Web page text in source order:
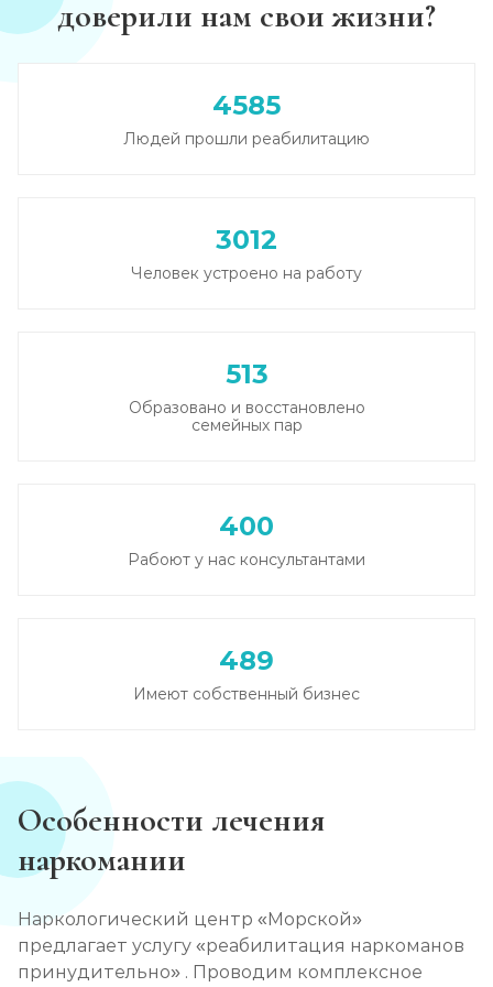
Каннабиоидная детоксикация
Лечение наркомании (стационар, в сутки)
Лечение зависимости от солей
от 6 000 ₽/сутки Записаться
Лечение зависимости от героина
Лечение зависимости от амфетамина
от 6 000 ₽/сутки Записаться
Лечение зависимости от феназепама
от 6 000 ₽/сутки
Лечение подростковой наркомании
от 6 000 ₽/сутки Записаться
доверили нам свои жизни?
4585
Людей прошли реабилитацию
3012
Человек устроено на работу
513
Образовано и восстановлено
семейных пар
400
Рабоют у нас консультантами
489
Имеют собственный бизнес
Особенности лечения
наркомании
Наркологический центр «Морской»
предлагает услугу «реабилитация наркоманов
принудительно» . Проводим комплексное